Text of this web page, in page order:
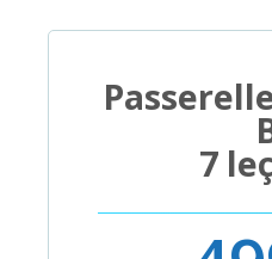
7